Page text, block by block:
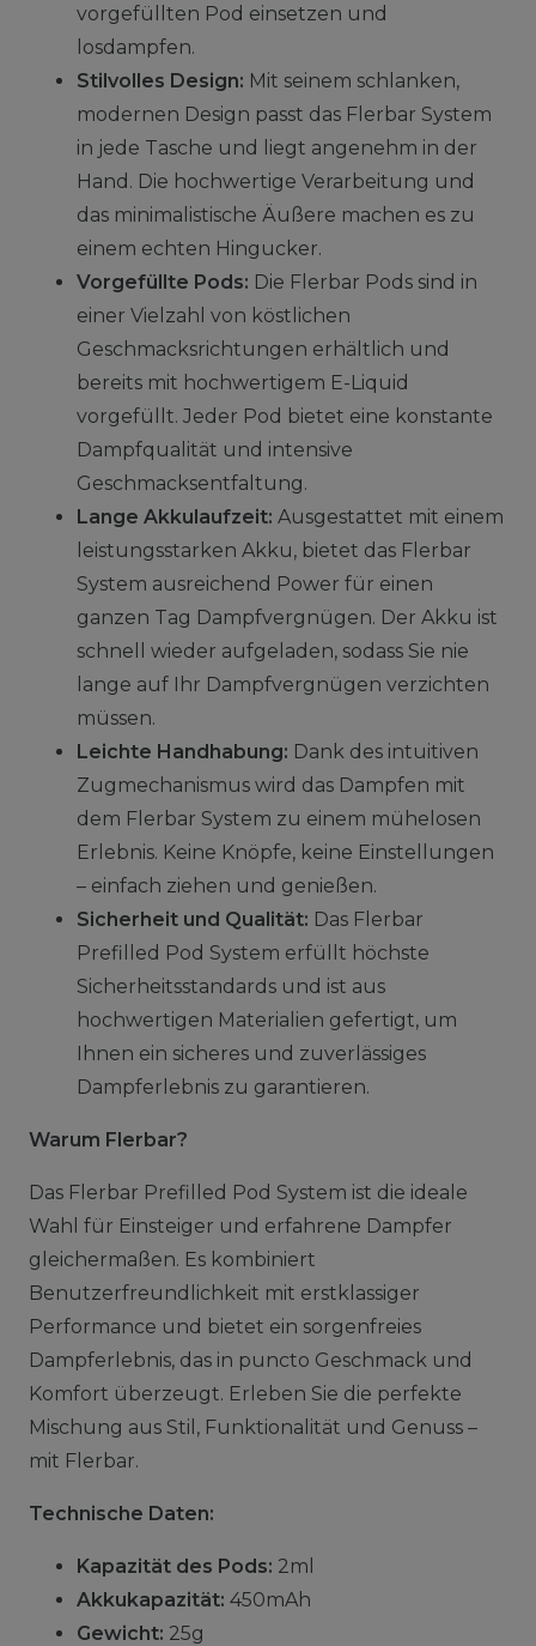
vorgefüllten Pod einsetzen und
losdampfen.
Stilvolles Design: Mit seinem schlanken,
modernen Design passt das Flerbar System
in jede Tasche und liegt angenehm in der
Hand. Die hochwertige Verarbeitung und
das minimalistische Äußere machen es zu
einem echten Hingucker.
Vorgefüllte Pods: Die Flerbar Pods sind in
einer Vielzahl von köstlichen
Geschmacksrichtungen erhältlich und
bereits mit hochwertigem E-Liquid
vorgefüllt. Jeder Pod bietet eine konstante
Dampfqualität und intensive
Geschmacksentfaltung.
Lange Akkulaufzeit: Ausgestattet mit einem
leistungsstarken Akku, bietet das Flerbar
System ausreichend Power für einen
ganzen Tag Dampfvergnügen. Der Akku ist
schnell wieder aufgeladen, sodass Sie nie
lange auf Ihr Dampfvergnügen verzichten
müssen.
Leichte Handhabung: Dank des intuitiven
Zugmechanismus wird das Dampfen mit
dem Flerbar System zu einem mühelosen
Erlebnis. Keine Knöpfe, keine Einstellungen
– einfach ziehen und genießen.
Sicherheit und Qualität: Das Flerbar
Prefilled Pod System erfüllt höchste
Sicherheitsstandards und ist aus
hochwertigen Materialien gefertigt, um
Ihnen ein sicheres und zuverlässiges
Dampferlebnis zu garantieren.
Warum Flerbar?
Das Flerbar Prefilled Pod System ist die ideale
Wahl für Einsteiger und erfahrene Dampfer
gleichermaßen. Es kombiniert
Benutzerfreundlichkeit mit erstklassiger
Performance und bietet ein sorgenfreies
Dampferlebnis, das in puncto Geschmack und
Komfort überzeugt. Erleben Sie die perfekte
Mischung aus Stil, Funktionalität und Genuss –
mit Flerbar.
Technische Daten:
Kapazität des Pods: 2ml
Akkukapazität: 450mAh
Gewicht: 25g